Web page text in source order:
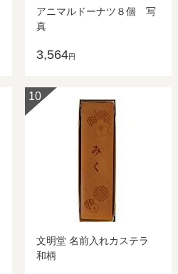
アニマルドーナツ８個 写
真
3,564円
10
文明堂 名前入れカステラ
和柄